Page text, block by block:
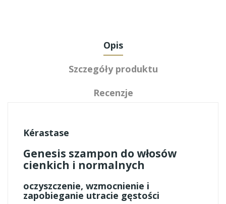
Opis
Szczegóły produktu
Recenzje
Kérastase
Genesis szampon do włosów
cienkich i normalnych
oczyszczenie, wzmocnienie i
zapobieganie utracie gęstości